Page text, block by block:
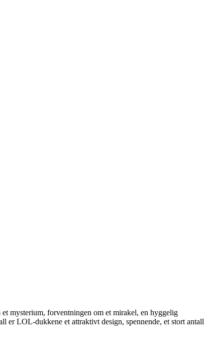
mysterium, forventningen om et mirakel, en hyggelig
er LOL-dukkene et attraktivt design, spennende, et stort antall